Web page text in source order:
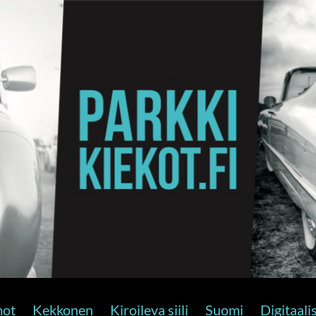
Kekkonen Kiroileva siili Suomi